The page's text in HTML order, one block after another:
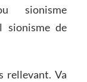
sionisme
sionisme de
rellevant. Va